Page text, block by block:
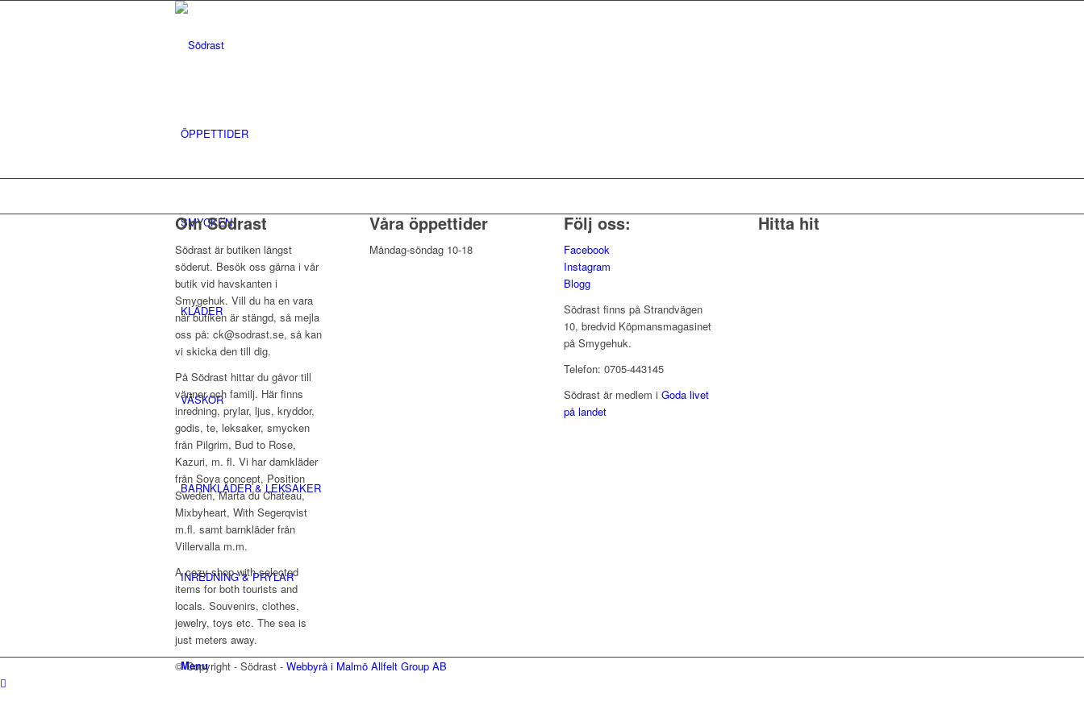
ÖPPETTIDER
SMYCKEN
KLÄDER
VÄSKOR
BARNKLÄDER & LEKSAKER
INREDNING & PRYLAR
Menu
Om Södrast
Södrast är butiken längst
söderut. Besök oss gärna i vår
butik vid havskanten i
Smygehuk. Vill du ha en vara
när butiken är stängd, så mejla
oss på: ck@sodrast.se, så kan
vi skicka den till dig.
På Södrast hittar du gåvor till
vänner och familj. Här finns
inredning, prylar, ljus, kryddor,
godis, te, leksaker, smycken
från Pilgrim, Bud to Rose,
Kazuri, m. fl. Vi har damkläder
från Soya concept, Position
Sweden, Marta du Chateau,
Mixbyheart, With Segerqvist
m.fl. samt barnkläder från
Villervalla m.m.
A cozy shop with selected
items for both tourists and
locals. Souvenirs, clothes,
jewelry, toys etc. The sea is
just meters away.
Våra öppettider
Måndag-söndag 10-18
Följ oss:
Facebook
Instagram
Blogg
Södrast finns på Strandvägen
10, bredvid Köpmansmagasinet
på Smygehuk.
Telefon: 0705-443145
Södrast är medlem iGoda livet
på landet
Hitta hit
© Copyright - Södrast - Webbyrå i Malmö Allfelt Group AB